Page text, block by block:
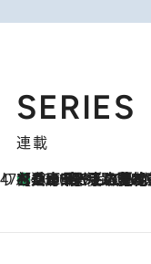
SERIES
連載
47都道府県の手みやげ ひんやりスイーツで夏を満喫
2026.8.8
【兵庫県】この夏絶対食べたい 冷やしておいしいおやつ3選 淡路島の恵みをジェラートに集約